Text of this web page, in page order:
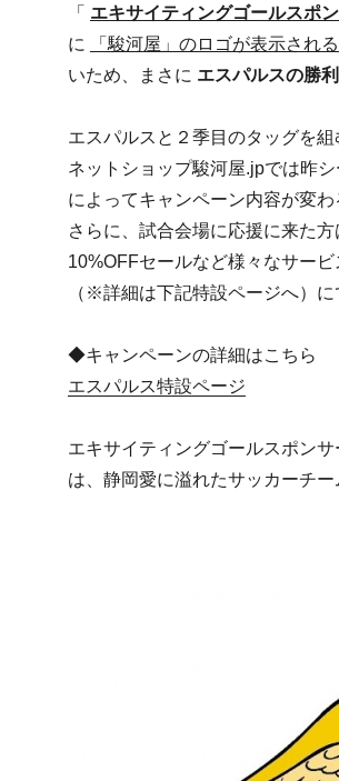
「 エキサイティングゴールスポ
に
「駿河屋」のロゴが表示される
いため、まさに エスパルスの勝
エスパルスと２季目のタッグを
ネットショップ駿河屋.jpでは昨
によってキャンペーン内容が変
さらに、試合会場に応援に来た
10%OFFセールなど様々なサー
（※詳細は下記特設ページへ）
◆キャンペーンの詳細はこちら
エスパルス特設ページ
エキサイティングゴールスポン
は、静岡愛に溢れたサッカーチ